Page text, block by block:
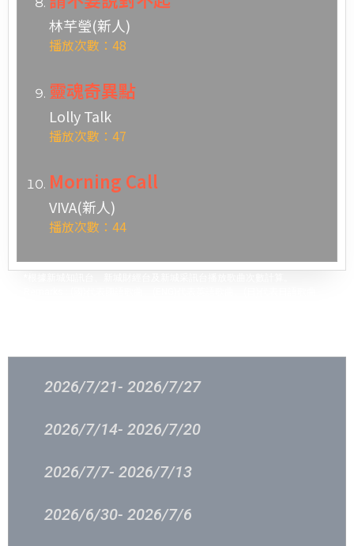
林芊瑩(新人)
播放次數：48
靈魂奇異點
Lolly Talk
播放次數：47
Morning Call
VIVA(新人)
播放次數：44
2026/7/21- 2026/7/27
2026/7/14- 2026/7/20
2026/7/7- 2026/7/13
2026/6/30- 2026/7/6